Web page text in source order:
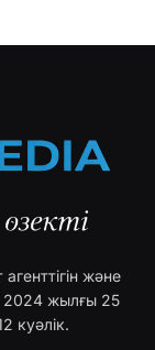
және
2024 жылғы 25
куәлік.